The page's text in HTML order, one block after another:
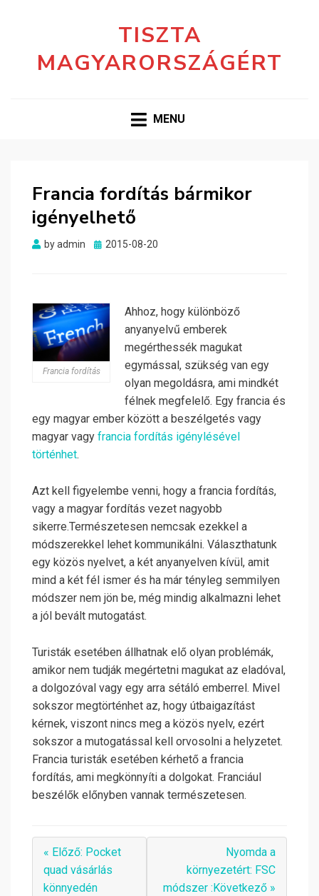
TISZTA
MAGYARORSZÁGÉRT
MENU
Francia fordítás bármikor
igényelhető
byadmin
Posted
2015-08-20
Francia fordítás
Ahhoz, hogy különböző
anyanyelvű emberek
megérthessék magukat
egymással, szükség van egy
olyan megoldásra, ami mindkét
félnek megfelelő. Egy francia és
egy magyar ember között a beszélgetés vagy
magyar vagy francia fordítás igénylésével
történhet.
Azt kell figyelembe venni, hogy a francia fordítás,
vagy a magyar fordítás vezet nagyobb
sikerre.Természetesen nemcsak ezekkel a
módszerekkel lehet kommunikálni. Választhatunk
egy közös nyelvet, a két anyanyelven kívül, amit
mind a két fél ismer és ha már tényleg semmilyen
módszer nem jön be, még mindig alkalmazni lehet
a jól bevált mutogatást.
Turisták esetében állhatnak elő olyan problémák,
amikor nem tudják megértetni magukat az eladóval,
a dolgozóval vagy egy arra sétáló emberrel. Mivel
sokszor megtörténhet az, hogy útbaigazítást
kérnek, viszont nincs meg a közös nyelv, ezért
sokszor a mutogatással kell orvosolni a helyzetet.
Francia turisták esetében kérhető a francia
fordítás, ami megkönnyíti a dolgokat. Franciául
beszélők előnyben vannak természetesen.
« Előző: Pocket
quad vásárlás
könnyedén
Nyomda a
környezetért: FSC
módszer :Következő »